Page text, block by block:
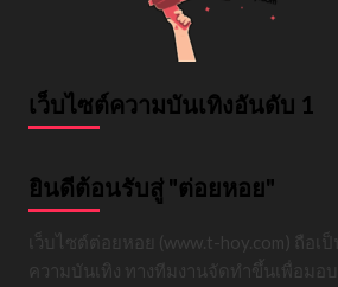
เว็บไซต์ความบันเทิงอันดับ 1
ยินดีต้อนรับสู่ "ต่อยหอย"
เว็บไซต์ต่อยหอย (www.t-hoy.com) ถือเ
ความบันเทิง ทางทีมงานจัดทำขึ้นเพื่อมอ